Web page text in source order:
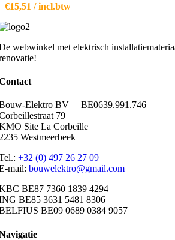
€15,51 / incl.btw
webwinkel met elektrisch
Elektro BV BE0639.991.746
79
Site La Corbeille
Westmeerbeek
+32 (0) 497 26 27 09
mail: bouwelektro@gmail.com
BE87 7360 1839 4294
BE85 3631 5481 8306
BE09 0689 0384 9057